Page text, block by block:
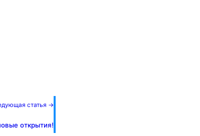
статья →
открытия!